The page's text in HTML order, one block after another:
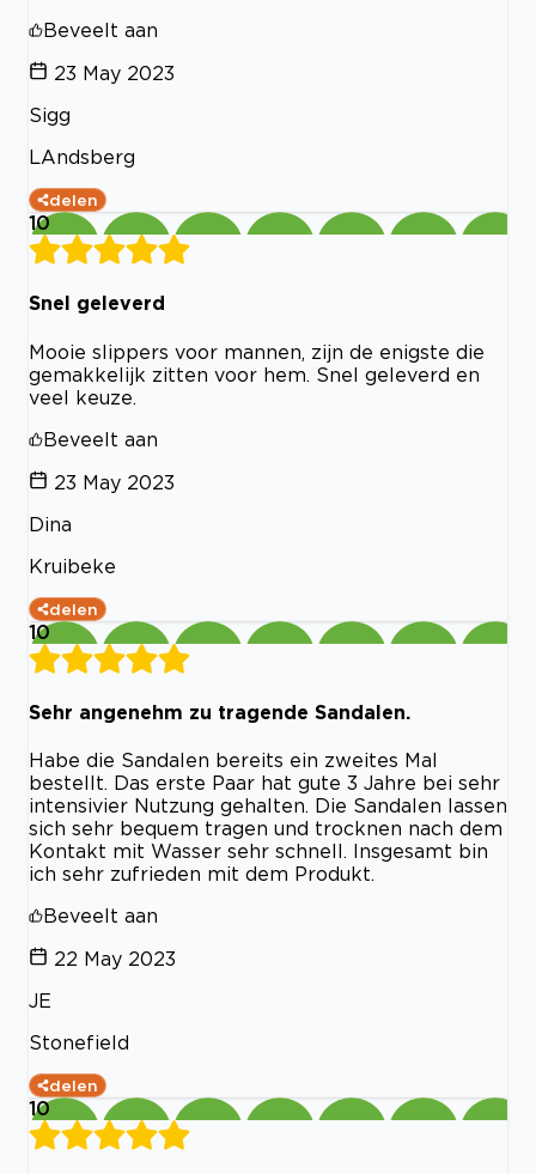
Beveelt aan
23 May 2023
Sigg
LAndsberg
delen
10
Snel geleverd
Mooie slippers voor mannen, zijn de enigste die
gemakkelijk zitten voor hem. Snel geleverd en
veel keuze.
Beveelt aan
23 May 2023
Dina
Kruibeke
delen
10
Sehr angenehm zu tragende Sandalen.
Habe die Sandalen bereits ein zweites Mal
bestellt. Das erste Paar hat gute 3 Jahre bei sehr
intensivier Nutzung gehalten. Die Sandalen lassen
sich sehr bequem tragen und trocknen nach dem
Kontakt mit Wasser sehr schnell. Insgesamt bin
ich sehr zufrieden mit dem Produkt.
Beveelt aan
22 May 2023
JE
Stonefield
delen
10